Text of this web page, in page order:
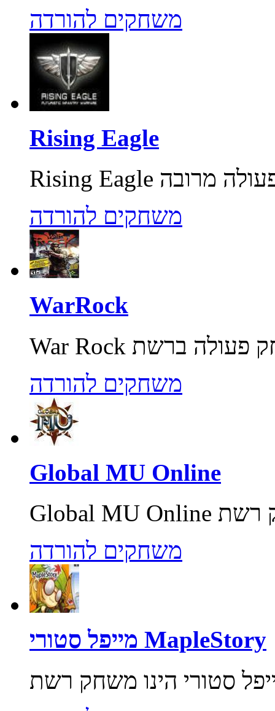
משחקים להורדה
Rising Eagle
משחקים להורדה
WarRock
משחקים להורדה
Global MU Online
משחקים להורדה
מייפל סטורי MapleStory